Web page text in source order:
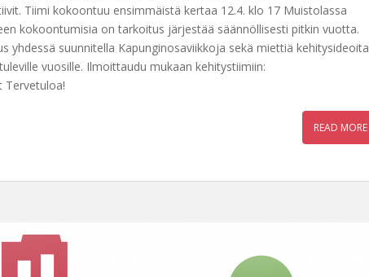
Tiimi kokoontuu ensimmäistä kertaa 12.4. klo 17 Muistolassa
kokoontumisia on tarkoitus järjestää säännöllisesti pitkin vuotta.
yhdessä suunnitella Kapunginosaviikkoja sekä miettiä kehitysideoita
vuosille. Ilmoittaudu mukaan kehitystiimiin:
Tervetuloa!
READ MORE